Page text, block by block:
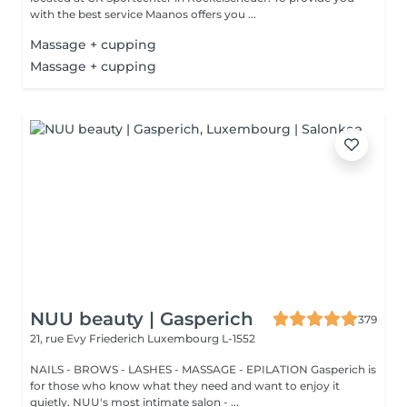
with the best service Maanos offers you ...
Massage + cupping
Massage + cupping
NUU beauty | Gasperich
379
21, rue Evy Friederich Luxembourg L-1552
NAILS - BROWS - LASHES - MASSAGE - EPILATION Gasperich is
for those who know what they need and want to enjoy it
quietly. NUU's most intimate salon - ...